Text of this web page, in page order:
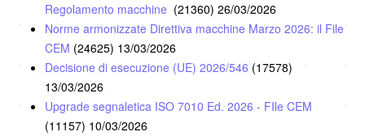
Regolamento macchine (21360) 26/03/2026
Norme armonizzate Direttiva macchine Marzo 2026: il File
CEM (24625) 13/03/2026
Decisione di esecuzione (UE) 2026/546 (17578)
13/03/2026
Upgrade segnaletica ISO 7010 Ed. 2026 - FIle CEM
(11157) 10/03/2026